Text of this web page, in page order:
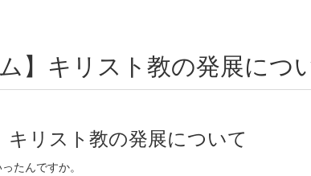
】キリスト教の発展につ
キリスト教の発展について
たんですか。